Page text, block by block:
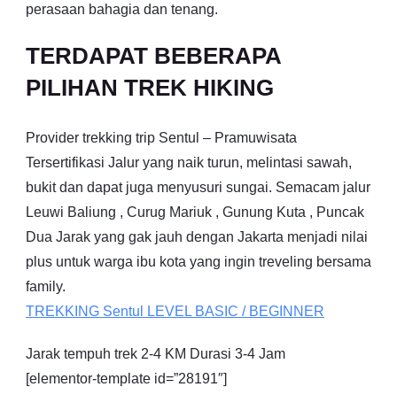
perasaan bahagia dan tenang.
TERDAPAT BEBERAPA
PILIHAN TREK HIKING
Provider trekking trip Sentul – Pramuwisata
Tersertifikasi Jalur yang naik turun, melintasi sawah,
bukit dan dapat juga menyusuri sungai. Semacam jalur
Leuwi Baliung , Curug Mariuk , Gunung Kuta , Puncak
Dua Jarak yang gak jauh dengan Jakarta menjadi nilai
plus untuk warga ibu kota yang ingin treveling bersama
family.
TREKKING Sentul LEVEL BASIC / BEGINNER
Jarak tempuh trek 2-4 KM Durasi 3-4 Jam
[elementor-template id=”28191″]